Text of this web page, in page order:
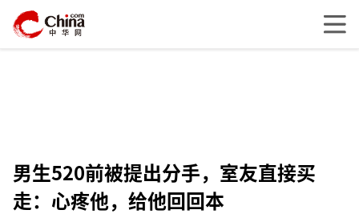
男生520前被提出分手，室友直接买
走：心疼他，给他回回本